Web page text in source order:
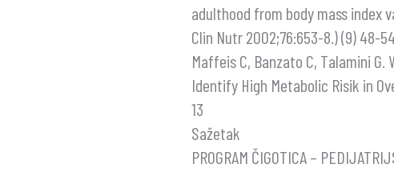
adulthood from body mass index
Clin Nutr 2002;76:653-8.) (9) 48-54
Maffeis C, Banzato C, Talamini
Identify High Metabolic Risik in
13
Sažetak
PROGRAM ČIGOTICA –